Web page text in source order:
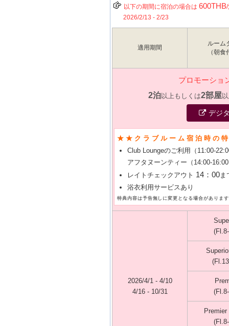
以下の期間に宿泊の場合は 600THB
2026/2/13 - 2/23
適用期間
ルーム
（朝
プロモーショ
2泊以上もしくは2部屋
デジ
★★クラブルーム宿泊時の
Club Loungeのご利用（11:00-
アフタヌーンティー（14:00-
レイトチェックアウト 14：00
浴衣利用サービスあり
特典内容は予告無しに変更となる場合がありま
2026/4/1 - 4/10
4/16 - 10/31
Premier